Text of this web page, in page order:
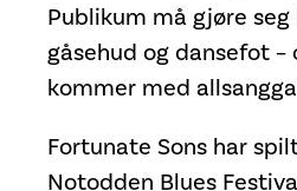
Publikum må gjøre
gåsehud og dansefot –
kommer med
Fortunate Sons har
Notodden Blues